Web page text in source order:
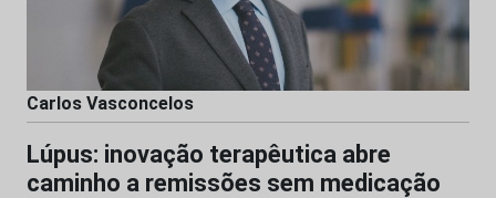
Carlos Vasconcelos
Lúpus: inovação terapêutica abre
caminho a remissões sem medicação